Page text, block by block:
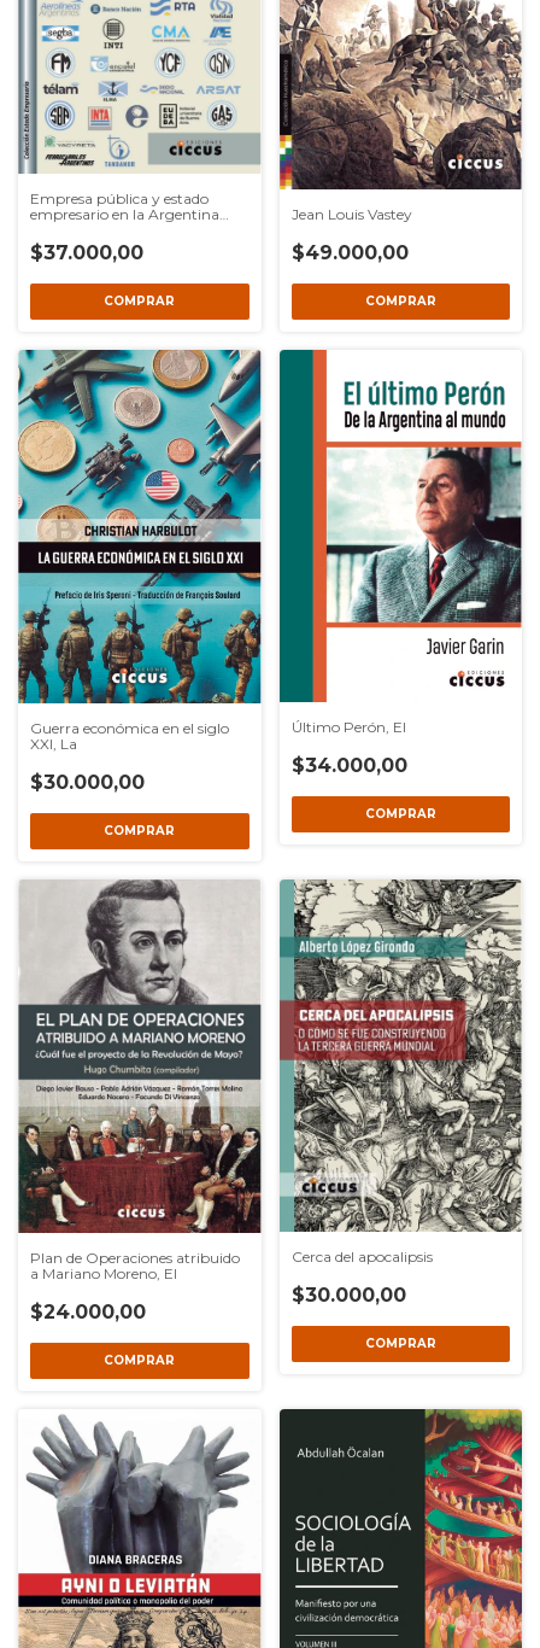
Empresa pública y estado
empresario en la Argentina
$37.000,00
Jean Louis Vastey
$49.000,00
Guerra económica en el siglo
XXI, La
$30.000,00
Último Perón, El
$34.000,00
Plan de Operaciones atribuido
a Mariano Moreno, El
$24.000,00
Cerca del apocalipsis
$30.000,00